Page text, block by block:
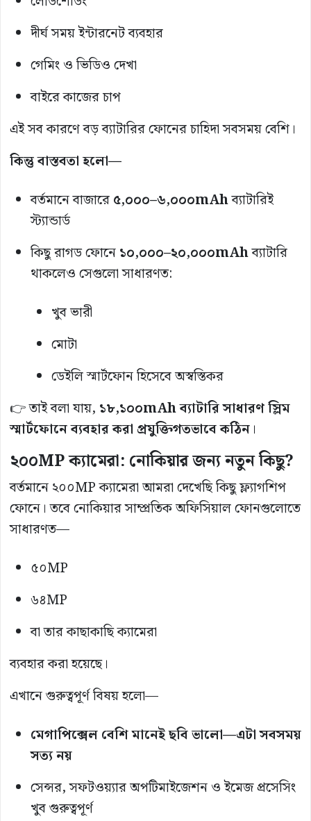
দীর্ঘ সময় ইন্টারনেট ব্যবহার
গেমিং ও ভিডিও দেখা
বাইরে কাজের চাপ
এই সব কারণে বড় ব্যাটারির ফোনের চাহিদা সবসময় বেশি।
কিন্তু বাস্তবতা হলো—
বর্তমানে বাজারে৫,০০০–৬,০০০mAhব্যাটারিই
স্ট্যান্ডার্ড
কিছু রাগড ফোনে১০,০০০–২০,০০০mAhব্যাটারি
থাকলেও সেগুলো সাধারণত:
খুব ভারী
মোটা
ডেইলি স্মার্টফোন হিসেবে অস্বস্তিকর
👉 তাই বলা যায়, ১৮,১০০mAh ব্যাটারি সাধারণ স্লিম
স্মার্টফোনে ব্যবহার করা প্রযুক্তিগতভাবে কঠিন।
২০০MP ক্যামেরা: নোকিয়ার জন্য নতুন কিছু?
বর্তমানে ২০০MP ক্যামেরা আমরা দেখেছি কিছু ফ্ল্যাগশিপ
ফোনে। তবে নোকিয়ার সাম্প্রতিক অফিসিয়াল ফোনগুলোতে
সাধারণত—
৫০MP
৬৪MP
বা তার কাছাকাছি ক্যামেরা
ব্যবহার করা হয়েছে।
এখানে গুরুত্বপূর্ণ বিষয় হলো—
মেগাপিক্সেল বেশি মানেই ছবি ভালো—এটা সবসময়
সত্য নয়
সেন্সর, সফটওয়্যার অপটিমাইজেশন ও ইমেজ প্রসেসিং
খুব গুরুত্বপূর্ণ